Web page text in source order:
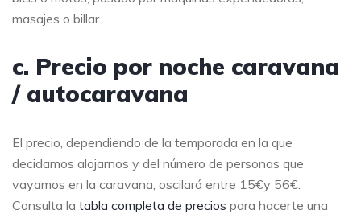
masajes o billar.
c. Precio por noche caravana
/ autocaravana
El precio, dependiendo de la temporada en la que
decidamos alojarnos y del número de personas que
vayamos en la caravana, oscilará entre 15€y 56€.
Consulta la tabla completa de precios para hacerte una